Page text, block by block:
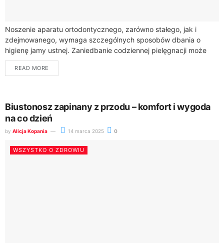
Noszenie aparatu ortodontycznego, zarówno stałego, jak i
zdejmowanego, wymaga szczególnych sposobów dbania o
higienę jamy ustnej. Zaniedbanie codziennej pielęgnacji może
prowadzić do poważnych problemów, takich jak próchnica,
zapalenie dziąseł i...
READ MORE
Biustonosz zapinany z przodu – komfort i wygoda
na co dzień
by Alicja Kopania 14 marca 2025 0
WSZYSTKO O ZDROWIU